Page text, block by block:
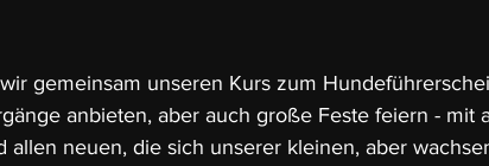
gemeinsam unseren Kurs zum
anbieten, aber auch große Feste feiern - mit
allen neuen, die sich unserer kleinen, aber